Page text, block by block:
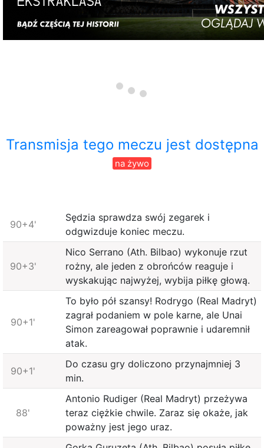
Transmisja tego meczu jest dostępna
na żywo
90+4'
Sędzia sprawdza swój zegarek i
odgwizduje koniec meczu.
90+3'
Nico Serrano (Ath. Bilbao) wykonuje rzut
rożny, ale jeden z obrońców reaguje i
wyskakując najwyżej, wybija piłkę głową.
90+1'
To było pół szansy! Rodrygo (Real Madryt)
zagrał podaniem w pole karne, ale Unai
Simon zareagował poprawnie i udaremnił
atak.
90+1'
Do czasu gry doliczono przynajmniej 3
min.
88'
Antonio Rudiger (Real Madryt) przeżywa
teraz ciężkie chwile. Zaraz się okaże, jak
poważny jest jego uraz.